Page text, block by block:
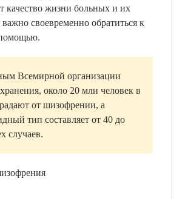
качество жизни больных и их
своевременно обратиться к
Всемирной организации
около 20 млн человек в
от шизофрении, а
тип составляет от 40 до
случаев.